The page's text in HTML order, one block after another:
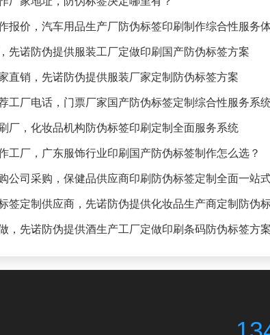
报价，汽车用品生产厂防伪标签印刷制作综合性服务
先诺防伪提供服装工厂定做印刷国产防伪标签方案
直销，先诺防伪提供服装厂家定制防伪标签方案
工厂电话，门票厂家国产防伪标签定制综合性服务系
厂，化妆品机构防伪标签印刷定制全面服务系统
工厂，广东服饰行业印刷国产防伪标签制作怎么选？
公司采购，保健品供应商印刷防伪标签定制全面一站
签定制供应商，先诺防伪提供化妆品生产商定制防伪
，先诺防伪提供酒生产工厂定做印刷条码防伪标签方案